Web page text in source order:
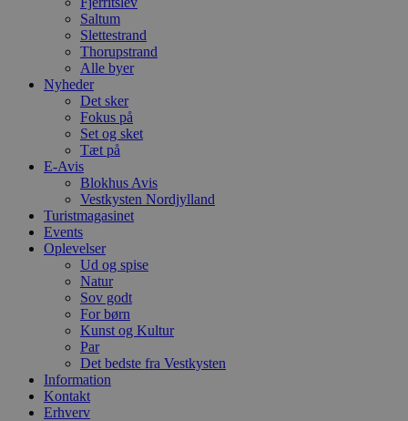
Saltum
Slettestrand
Thorupstrand
Alle byer
Nyheder
Det sker
Fokus på
Set og sket
Tæt på
E-Avis
Blokhus Avis
Vestkysten Nordjylland
Turistmagasinet
Events
Oplevelser
Ud og spise
Natur
Sov godt
For børn
Kunst og Kultur
Par
Det bedste fra Vestkysten
Information
Kontakt
Erhverv